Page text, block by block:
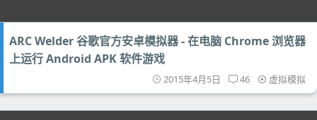
ARC Welder 谷歌官方安卓模拟器 - 在电脑 Chrome 浏览器
上运行 Android APK 软件游戏
2015年4月5日 46 虚拟模拟